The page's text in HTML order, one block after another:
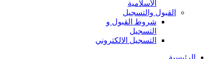
الأسلامية
القبول والتسجيل
شروط القبول و
التسجيل
التسجيل الالكتروني
الرئيسية